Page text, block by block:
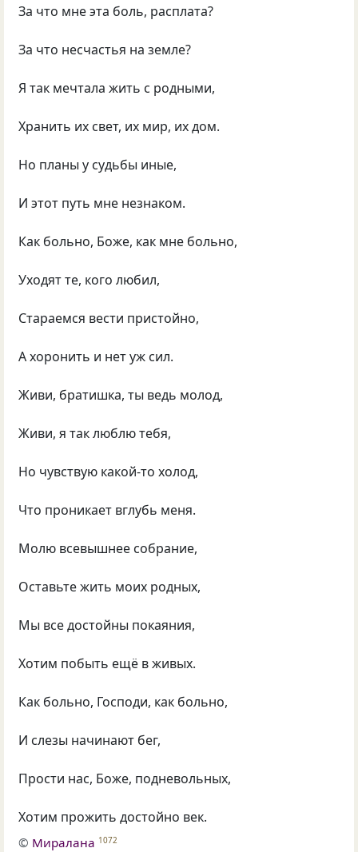
За что мне эта боль, расплата?
За что несчастья на земле?
Я так мечтала жить с родными,
Хранить их свет, их мир, их дом.
Но планы у судьбы иные,
И этот путь мне незнаком.
Как больно, Боже, как мне больно,
Уходят те, кого любил,
Стараемся вести пристойно,
А хоронить и нет уж сил.
Живи, братишка, ты ведь молод,
Живи, я так люблю тебя,
Но чувствую какой-то холод,
Что проникает вглубь меня.
Молю всевышнее собрание,
Оставьте жить моих родных,
Мы все достойны покаяния,
Хотим побыть ещё в живых.
Как больно, Господи, как больно,
И слезы начинают бег,
Прости нас, Боже, подневольных,
Хотим прожить достойно век.
© Миралана 1072